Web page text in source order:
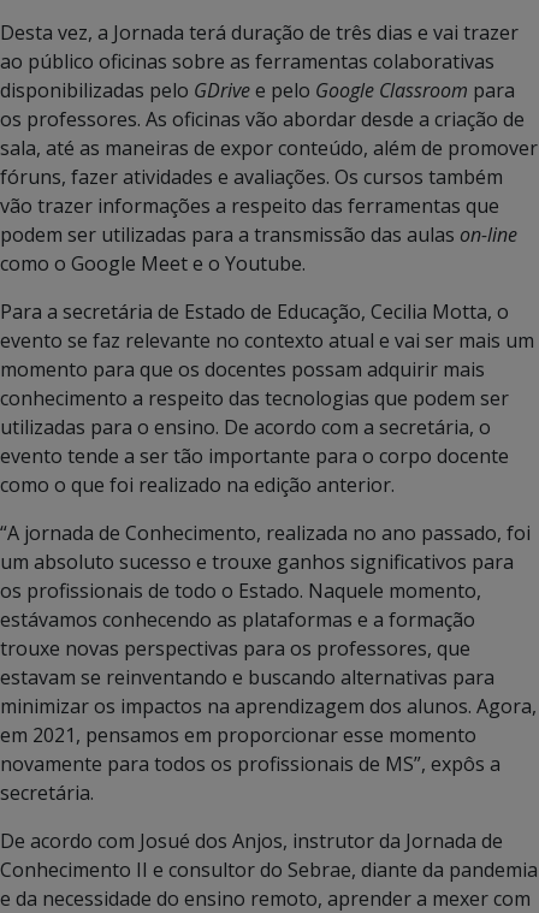
Desta vez, a Jornada terá duração de três dias e vai trazer
ao público oficinas sobre as ferramentas colaborativas
disponibilizadas pelo GDrivee pelo Google Classroom para
os professores. As oficinas vão abordar desde a criação de
sala, até as maneiras de expor conteúdo, além de promover
fóruns, fazer atividades e avaliações. Os cursos também
vão trazer informações a respeito das ferramentas que
podem ser utilizadas para a transmissão das aulas on-line
como o Google Meet e o Youtube.
Para a secretária de Estado de Educação, Cecilia Motta, o
evento se faz relevante no contexto atual e vai ser mais um
momento para que os docentes possam adquirir mais
conhecimento a respeito das tecnologias que podem ser
utilizadas para o ensino. De acordo com a secretária, o
evento tende a ser tão importante para o corpo docente
como o que foi realizado na edição anterior.
“A jornada de Conhecimento, realizada no ano passado, foi
um absoluto sucesso e trouxe ganhos significativos para
os profissionais de todo o Estado. Naquele momento,
estávamos conhecendo as plataformas e a formação
trouxe novas perspectivas para os professores, que
estavam se reinventando e buscando alternativas para
minimizar os impactos na aprendizagem dos alunos. Agora,
em 2021, pensamos em proporcionar esse momento
novamente para todos os profissionais de MS”, expôs a
secretária.
De acordo com Josué dos Anjos, instrutor da Jornada de
Conhecimento II e consultor do Sebrae, diante da pandemia
e da necessidade do ensino remoto, aprender a mexer com